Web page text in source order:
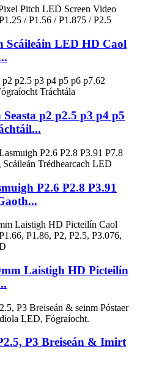
Scáileáin LED HD Caol
p2 p2.5 p3 p4 p5
P2.6 P2.8 P3.91
Laistigh HD Picteilín
P3 Breiseán & Imirt